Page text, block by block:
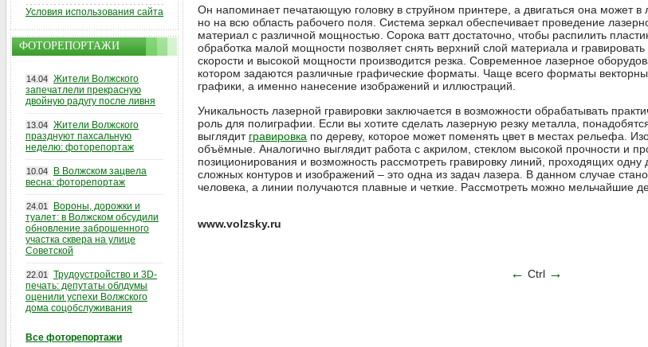
Он напоминает печатающую головку в струйном принтере, а двигаться она может в
но на всю область рабочего поля. Система зеркал обеспечивает проведение
материал с различной мощностью. Сорока ватт достаточно, чтобы распилить
обработка малой мощности позволяет снять верхний слой материала и
скорости и высокой мощности производится резка. Современное лазерное
котором задаются различные графические форматы. Чаще всего форматы
графики, а именно нанесение изображений и иллюстраций.
Уникальность лазерной гравировки заключается в возможности обрабатывать
роль для полиграфии. Если вы хотите сделать лазерную резку металла,
выглядит гравировка по дереву, которое может поменять цвет в местах рельефа.
объёмные. Аналогично выглядит работа с акрилом, стеклом высокой прочности и
позиционирования и возможность рассмотреть гравировку линий, проходящих
сложных контуров и изображений – это одна из задач лазера. В данном случае
человека, а линии получаются плавные и четкие. Рассмотреть можно мельчайшие
www.volzsky.ru
← Ctrl →
Условия использования сайта
ФОТОРЕПОРТАЖИ
14.04 Жители Волжского
запечатлели прекрасную
двойную радугу после ливня
13.04 Жители Волжского
празднуют пахсальную
неделю: фоторепортаж
10.04
В Волжском зацвела
весна: фоторепортаж
24.01
Вороны, дорожки и
туалет: в Волжском обсудили
обновление заброшенного
участка сквера на улице
Советской
22.01
Трудоустройство и 3D-
печать: депутаты облдумы
оценили успехи Волжского
дома соцобслуживания
Все фоторепортажи